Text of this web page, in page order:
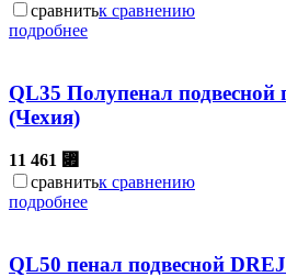
сравнитьк сравнению
подробнее
QL35 Полупенал
(Чехия)
11 461 ⃏
сравнитьк сравнению
подробнее
QL50 пенал подвесной